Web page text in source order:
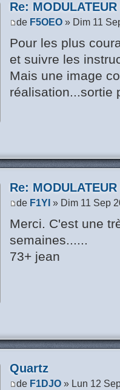
Re:
de F5OEO » Dim 11
Pour les plus
et suivre les
Mais une image
réalisation...sortie
Re:
de F1YI » Dim 11 Sep
Merci. C'est une
semaines......
73+ jean
Quartz
de F1DJO » Lun 12